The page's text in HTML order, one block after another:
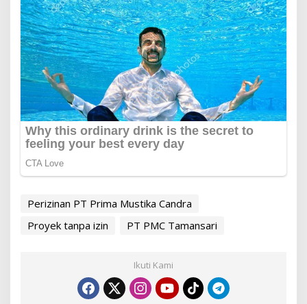
Perizinan PT Prima Mustika Candra
Proyek tanpa izin
PT PMC Tamansari
Ikuti Kami